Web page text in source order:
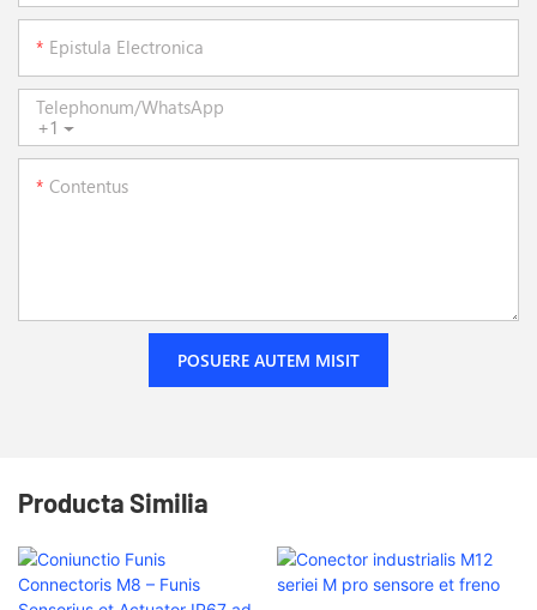
Epistula Electronica
+1
Telephonum/WhatsApp
Contentus
POSUERE AUTEM MISIT
Producta Similia